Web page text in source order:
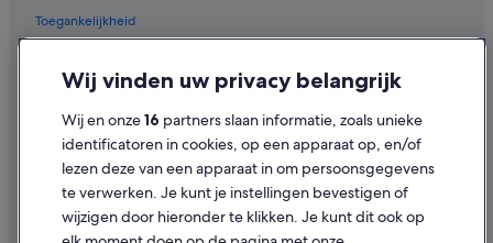
Toegankelijkheid
Cookies
Juridische informatie/Contact
Inhoudsrichtlijnen en inhoud rapporteren
Hulp
Wij vinden uw privacy belangrijk
Wij en onze16 partners slaan informatie, zoals unieke
identificatoren in cookies, op een apparaat op, en/of
lezen deze van een apparaat in om persoonsgegevens
te verwerken. Je kunt je instellingen bevestigen of
wijzigen door hieronder te klikken. Je kunt dit ook op